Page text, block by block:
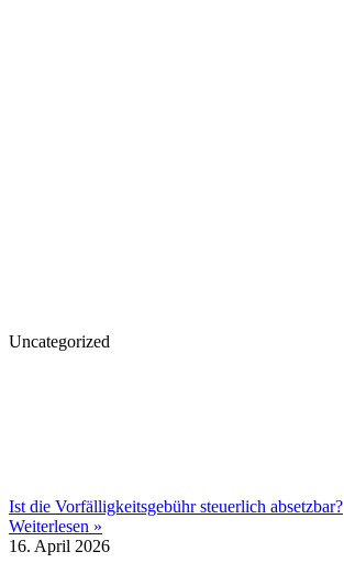
Uncategorized
Ist die Vorfälligkeitsgebühr steuerlich absetzbar?
Weiterlesen »
16. April 2026